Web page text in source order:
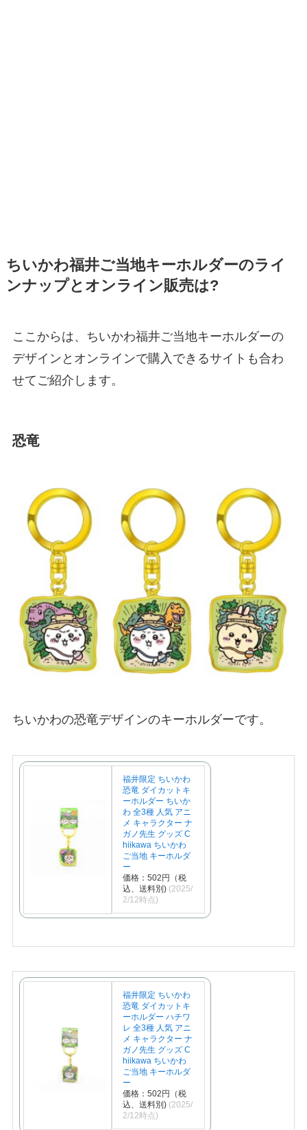
ちいかわ福井ご当地キーホルダーのライ
ンナップとオンライン販売は?
ここからは、ちいかわ福井ご当地キーホルダーの
デザインとオンラインで購入できるサイトも合わ
せてご紹介します。
恐竜
ちいかわの恐竜デザインのキーホルダーです。
福井限定 ちいかわ
恐竜 ダイカットキ
ーホルダー ちいか
わ 全3種 人気 アニ
メ キャラクター ナ
ガノ先生 グッズ C
hiikawa ちいかわ
ご当地 キーホルダ
ー
価格：502円（税
込、送料別) (2025/
2/12時点)
福井限定 ちいかわ
恐竜 ダイカットキ
ーホルダー ハチワ
レ 全3種 人気 アニ
メ キャラクター ナ
ガノ先生 グッズ C
hiikawa ちいかわ
ご当地 キーホルダ
ー
価格：502円（税
込、送料別) (2025/
2/12時点)